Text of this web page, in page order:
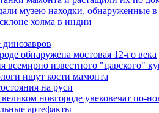
музею находки, обнаруженные в
холма в индии
обнаружена мостовая 12-го века
всемирно известного "царского"
ищут кости мамонта
на руси
новгороде увековечат по-
артефакты